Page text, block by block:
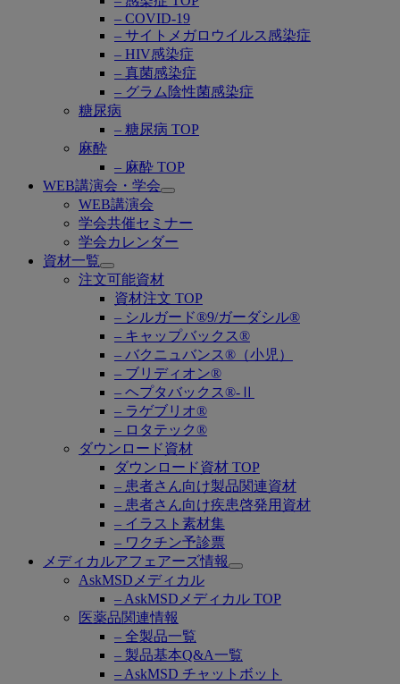
– COVID-19
– サイトメガロウイルス感染症
– HIV感染症
– 真菌感染症
– グラム陰性菌感染症
糖尿病
– 糖尿病 TOP
麻酔
– 麻酔 TOP
WEB講演会・学会
Open
WEB講演会
学会共催セミナー
学会カレンダー
資材一覧
Open
submenu
注文可能資材
資材注文 TOP
– シルガード®9/ガーダシル®
– キャップバックス®
– バクニュバンス®（小児）
– ブリディオン®
– ヘプタバックス®-Ⅱ
– ラゲブリオ®
– ロタテック®
ダウンロード資材
ダウンロード資材 TOP
– 患者さん向け製品関連資材
– 患者さん向け疾患啓発用資材
– イラスト素材集
– ワクチン予診票
メディカルアフェアーズ情報
Open
AskMSDメディカル
– AskMSDメディカル TOP
医薬品関連情報
– 全製品一覧
– 製品基本Q&A一覧
– AskMSD チャットボット